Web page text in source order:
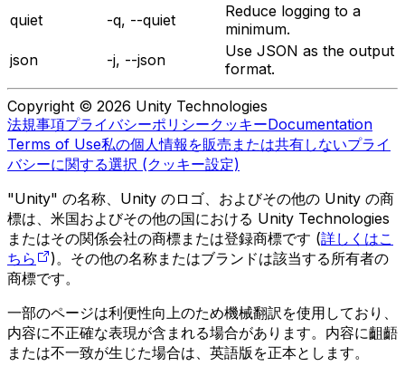
quiet
-q, --quiet
Reduce logging to a
minimum.
json
-j, --json
Use JSON as the output
format.
Copyright © 2026 Unity Technologies
法規事項プライバシーポリシークッキーDocumentation
Terms of Use私の個人情報を販売または共有しないプライ
バシーに関する選択 (クッキー設定)
"Unity" の名称、Unity のロゴ、およびその他の Unity の商
標は、米国およびその他の国における Unity Technologies
またはその関係会社の商標または登録商標です (詳しくはこ
ちら
)。その他の名称またはブランドは該当する所有者の
商標です。
一部のページは利便性向上のため機械翻訳を使用しており、
内容に不正確な表現が含まれる場合があります。内容に齟齬
または不一致が生じた場合は、英語版を正本とします。